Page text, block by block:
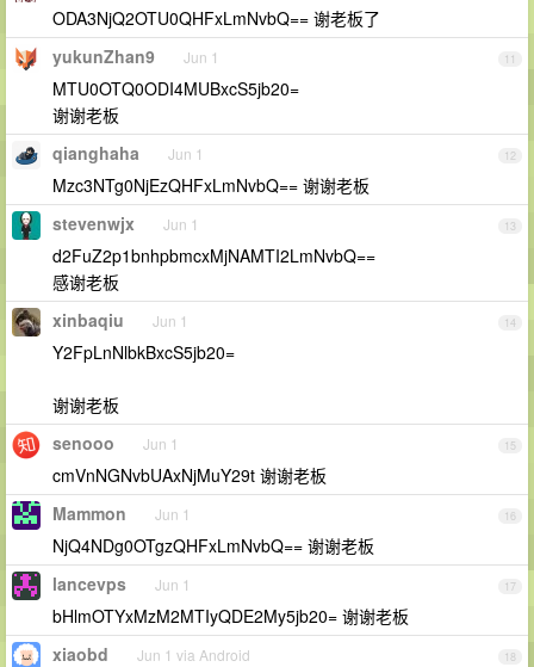
ODA3NjQ2OTU0QHFxLmNvbQ== 谢老板了
11
yukunZhan9 Jun 1
MTU0OTQ0ODI4MUBxcS5jb20=
谢谢老板
12
qianghaha Jun 1
Mzc3NTg0NjEzQHFxLmNvbQ== 谢谢老板
13
stevenwjx Jun 1
d2FuZ2p1bnhpbmcxMjNAMTI2LmNvbQ==
感谢老板
14
xinbaqiu Jun 1
Y2FpLnNlbkBxcS5jb20=
谢谢老板
15
senooo Jun 1
cmVnNGNvbUAxNjMuY29t 谢谢老板
16
Mammon Jun 1
NjQ4NDg0OTgzQHFxLmNvbQ== 谢谢老板
17
lancevps Jun 1
bHlmOTYxMzM2MTIyQDE2My5jb20= 谢谢老板
18
xiaobd Jun 1 via Android